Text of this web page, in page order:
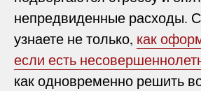
непредвиденные расходы.
узнаете не только, как
если есть
как одновременно решить